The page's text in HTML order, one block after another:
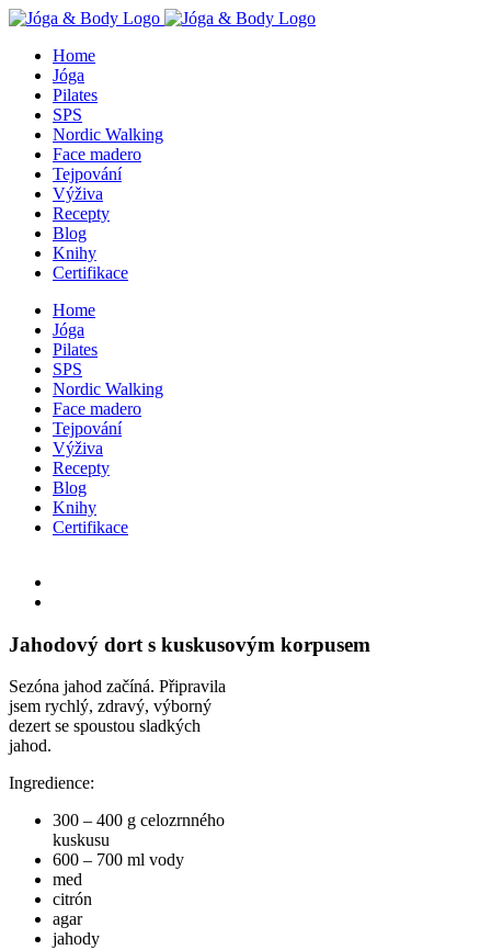
Skip
contentHome
Jóga
Pilates
SPS
Nordic Walking
Face madero
Tejpování
Výživa
Recepty
Blog
Knihy
Certifikace
Home
Jóga
Pilates
SPS
Nordic Walking
Face madero
Tejpování
Výživa
Recepty
Blog
Knihy
Certifikace
Jahodový dort s kuskusovým korpusem
Sezóna jahod začíná. Připravila
jsem rychlý, zdravý, výborný
dezert se spoustou sladkých
jahod.
Ingredience:
300 – 400 g celozrnného
kuskusu
600 – 700 ml vody
med
citrón
agar
jahody